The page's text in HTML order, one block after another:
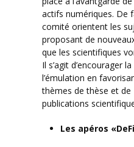
actifs numériques. De
comité orientent les
proposant de
que les scientifiques
Il s’agit d’encourager
l’émulation en
thèmes de thèse et de
publications
Les apéros